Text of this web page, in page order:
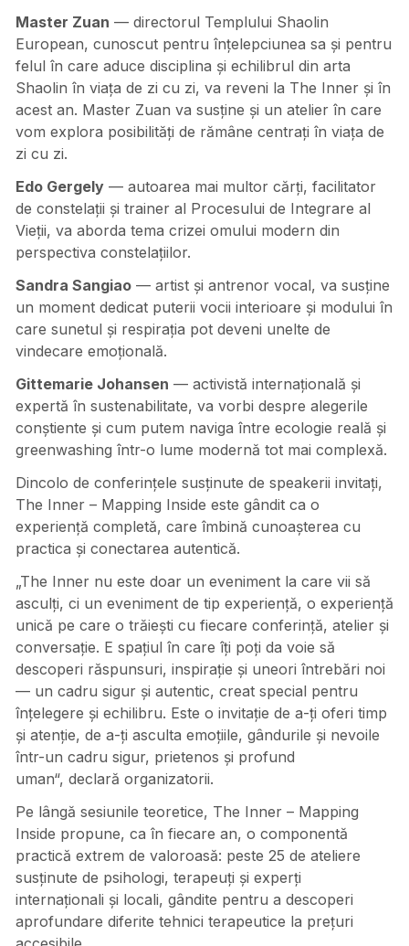
Master Zuan — directorul Templului Shaolin
European, cunoscut pentru înțelepciunea sa și pentru
felul în care aduce disciplina și echilibrul din arta
Shaolin în viața de zi cu zi, va reveni la The Inner și în
acest an. Master Zuan va susține și un atelier în care
vom explora posibilități de rămâne centrați în viața de
zi cu zi.
Edo Gergely — autoarea mai multor cărți, facilitator
de constelații și trainer al Procesului de Integrare al
Vieții, va aborda tema crizei omului modern din
perspectiva constelațiilor.
Sandra Sangiao — artist și antrenor vocal, va susține
un moment dedicat puterii vocii interioare și modului în
care sunetul și respirația pot deveni unelte de
vindecare emoțională.
Gittemarie Johansen — activistă internațională și
expertă în sustenabilitate, va vorbi despre alegerile
conștiente și cum putem naviga între ecologie reală și
greenwashing într-o lume modernă tot mai complexă.
Dincolo de conferințele susținute de speakerii invitați,
The Inner – Mapping Inside este gândit ca o
experiență completă, care îmbină cunoașterea cu
practica și conectarea autentică.
„The Inner nu este doar un eveniment la care vii să
asculți, ci un eveniment de tip experiență, o experiență
unică pe care o trăiești cu fiecare conferință, atelier și
conversație. E spațiul în care îți poți da voie să
descoperi răspunsuri, inspirație și uneori întrebări noi
— un cadru sigur și autentic, creat special pentru
înțelegere și echilibru. Este o invitație de a-ți oferi timp
și atenție, de a-ți asculta emoțiile, gândurile și nevoile
într-un cadru sigur, prietenos și profund
uman“, declară organizatorii.
Pe lângă sesiunile teoretice, The Inner – Mapping
Inside propune, ca în fiecare an, o componentă
practică extrem de valoroasă: peste 25 de ateliere
susținute de psihologi, terapeuți și experți
internaționali și locali, gândite pentru a descoperi
aprofundare diferite tehnici terapeutice la prețuri